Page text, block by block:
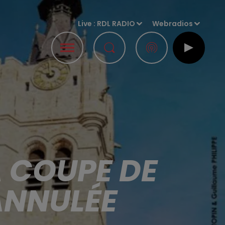
Live : RDL RADIO Webradios
DE